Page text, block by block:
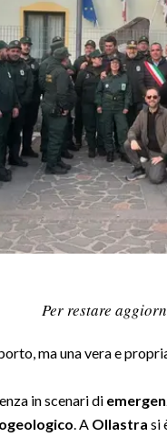
Per restare
ma una vera e
in scenari di
. A Ollastra si